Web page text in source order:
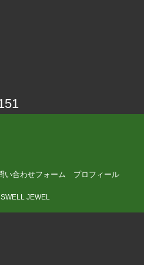
い合わせフォーム プロフィール
JEWEL